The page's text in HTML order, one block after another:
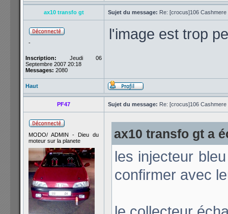
ax10 transfo gt Sujet du message: Re: [crocus]106
-
Inscription: Jeudi 06
Septembre 2007 20:18
Messages: 2080
l'image est trop
Haut
PF47 Sujet du message: Re: [crocus]106
MODO/ ADMIN - Dieu du
moteur sur la planete
ax10 transfo gt a
les injecteur
confirmer avec